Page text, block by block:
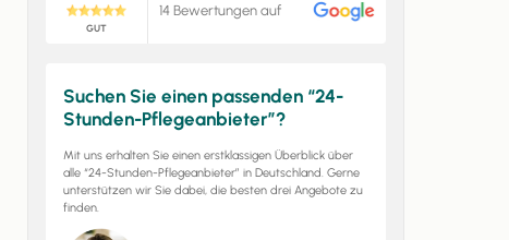
GUT
14 Bewertungen auf
Suchen Sie einen passenden “24-
Stunden-Pflegeanbieter”?
Mit uns erhalten Sie einen erstklassigen Überblick über
alle “24-Stunden-Pflegeanbieter” in Deutschland. Gerne
unterstützen wir Sie dabei, die besten drei Angebote zu
finden.